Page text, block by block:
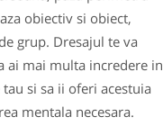
obiectiv si obiect,
grup. Dresajul te va
ai mai multa incredere in
tau si sa ii oferi acestuia
mentala necesara.